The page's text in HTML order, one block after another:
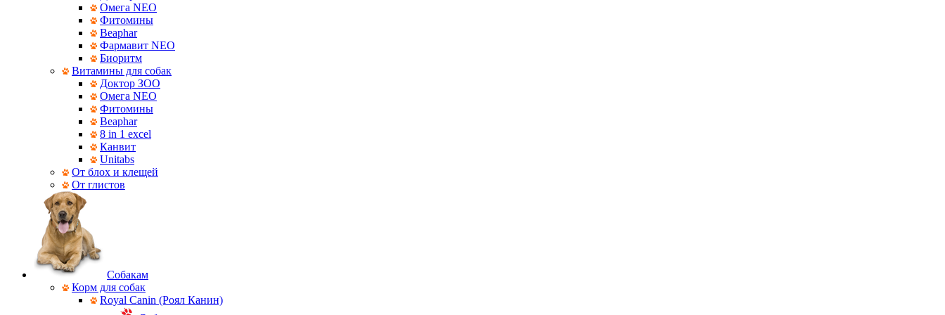
Омега NEO
Фитомины
Beaphar
Фармавит NEO
Биоритм
Витамины для собак
Доктор ЗОО
Омега NEO
Фитомины
Beaphar
8 in 1 excel
Канвит
Unitabs
От блох и клещей
От глистов
Собакам
Корм для собак
Royal Canin (Роял Канин)